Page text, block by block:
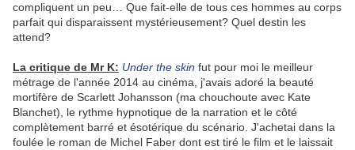
compliquent un peu… Que fait-elle de tous ces hommes au corps
parfait qui disparaissent mystérieusement? Quel destin les
attend?
La critique de Mr K: Under the skin fut pour moi le meilleur
métrage de l'année 2014 au cinéma, j'avais adoré la beauté
mortifère de Scarlett Johansson (ma chouchoute avec Kate
Blanchet), le rythme hypnotique de la narration et le côté
complètement barré et ésotérique du scénario. J'achetai dans la
foulée le roman de Michel Faber dont est tiré le film et le laissait